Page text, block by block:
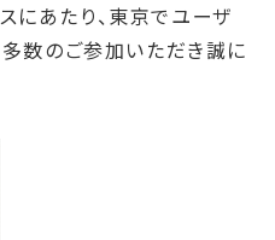
にあたり、東京でユーザ
数のご参加いただき誠に